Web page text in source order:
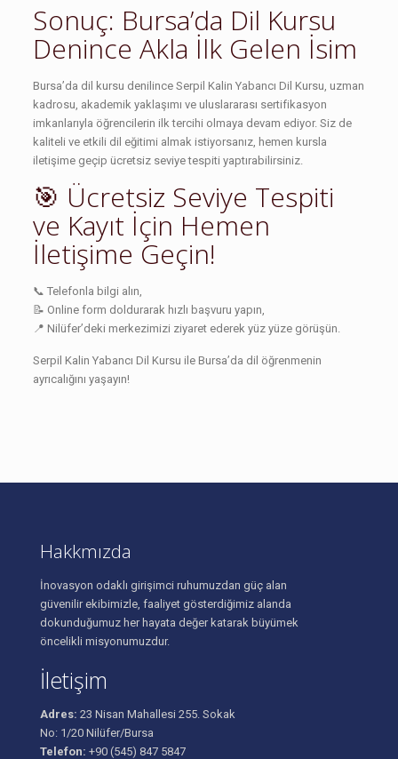
Sonuç: Bursa’da Dil Kursu
Denince Akla İlk Gelen İsim
Bursa’da dil kursu denilince Serpil Kalin Yabancı Dil Kursu, uzman
kadrosu, akademik yaklaşımı ve uluslararası sertifikasyon
imkanlarıyla öğrencilerin ilk tercihi olmaya devam ediyor. Siz de
kaliteli ve etkili dil eğitimi almak istiyorsanız, hemen kursla
iletişime geçip ücretsiz seviye tespiti yaptırabilirsiniz.
🎯 Ücretsiz Seviye Tespiti
ve Kayıt İçin Hemen
İletişime Geçin!
📞 Telefonla bilgi alın,
📝 Online form doldurarak hızlı başvuru yapın,
📍 Nilüfer’deki merkezimizi ziyaret ederek yüz yüze görüşün.
Serpil Kalin Yabancı Dil Kursu ile Bursa’da dil öğrenmenin
ayrıcalığını yaşayın!
Hakkmızda
İnovasyon odaklı girişimci ruhumuzdan güç alan
güvenilir ekibimizle, faaliyet gösterdiğimiz alanda
dokunduğumuz her hayata değer katarak büyümek
öncelikli misyonumuzdur.
İletişim
Adres: 23 Nisan Mahallesi 255. Sokak
No: 1/20 Nilüfer/Bursa
Telefon: +90 (545) 847 5847